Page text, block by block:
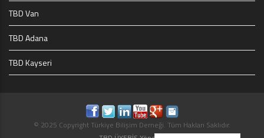
TBD Van
TBD Adana
TBD Kayseri
© 2025 Copyright Türkiye Bilişim Derneği. Tüm Hakları Saklıdır.